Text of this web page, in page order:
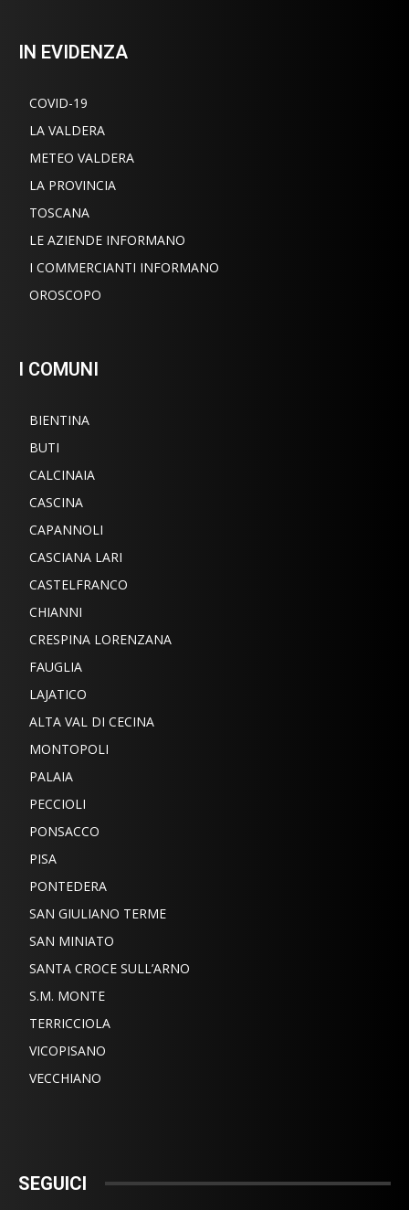
IN EVIDENZA
COVID-19
LA VALDERA
METEO VALDERA
LA PROVINCIA
TOSCANA
LE AZIENDE INFORMANO
I COMMERCIANTI INFORMANO
OROSCOPO
I COMUNI
BIENTINA
BUTI
CALCINAIA
CASCINA
CAPANNOLI
CASCIANA LARI
CASTELFRANCO
CHIANNI
CRESPINA LORENZANA
FAUGLIA
LAJATICO
ALTA VAL DI CECINA
MONTOPOLI
PALAIA
PECCIOLI
PONSACCO
PISA
PONTEDERA
SAN GIULIANO TERME
SAN MINIATO
SANTA CROCE SULL’ARNO
S.M. MONTE
TERRICCIOLA
VICOPISANO
VECCHIANO
SEGUICI